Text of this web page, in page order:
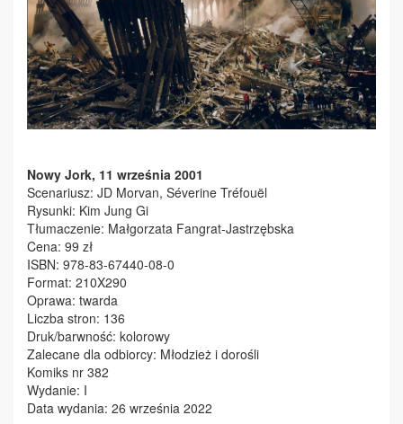
Nowy Jork, 11 września 2001
Scenariusz: JD Morvan, Séverine Tréfouël
Rysunki: Kim Jung Gi
Tłumaczenie: Małgorzata Fangrat-Jastrzębska
Cena: 99 zł
ISBN: 978-83-67440-08-0
Format: 210X290
Oprawa: twarda
Liczba stron: 136
Druk/barwność: kolorowy
Zalecane dla odbiorcy: Młodzież i dorośli
Komiks nr 382
Wydanie: I
Data wydania: 26 września 2022